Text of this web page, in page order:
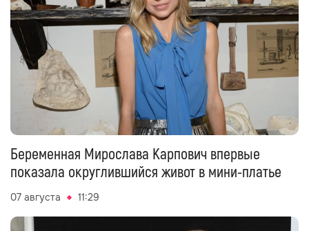
Беременная Мирослава Карпович впервые
показала округлившийся живот в мини-платье
07 августа 11:29